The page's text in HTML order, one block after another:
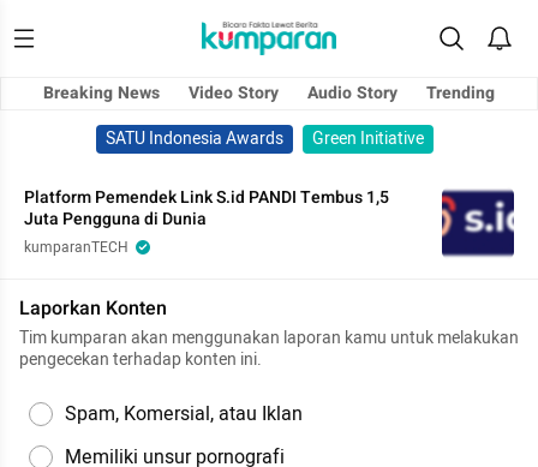
Breaking News Video Story Audio Story
Trending
SATU Indonesia Awards
Green Initiative
Platform Pemendek Link S.id PANDI Tembus 1,5
Juta Pengguna di Dunia
kumparanTECH
Laporkan Konten
Tim kumparan akan menggunakan laporan kamu untuk melakukan
pengecekan terhadap konten ini.
Spam, Komersial, atau Iklan
Memiliki unsur pornografi